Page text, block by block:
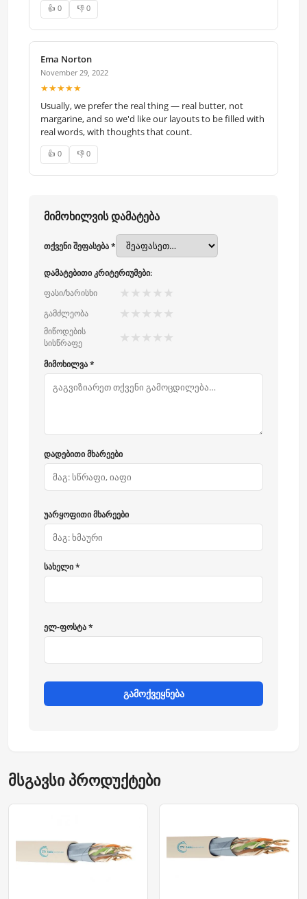
👍 0 👎 0
Ema Norton
November 29, 2022
★★★★★
Usually, we prefer the real thing — real butter, not
margarine, and so we'd like our layouts to be filled with
real words, with thoughts that count.
👍 0 👎 0
მიმოხილვის დამატება
თქვენი შეფასება *
დამატებითი კრიტერიუმები:
ფასი/ხარისხი
★ ★ ★ ★ ★
გამძლეობა ★ ★ ★ ★ ★
მიწოდების
სისწრაფე
★ ★ ★ ★ ★
მიმოხილვა *
დადებითი მხარეები
უარყოფითი მხარეები
სახელი *
ელ-ფოსტა *
გამოქვეყნება
მსგავსი პროდუქტები